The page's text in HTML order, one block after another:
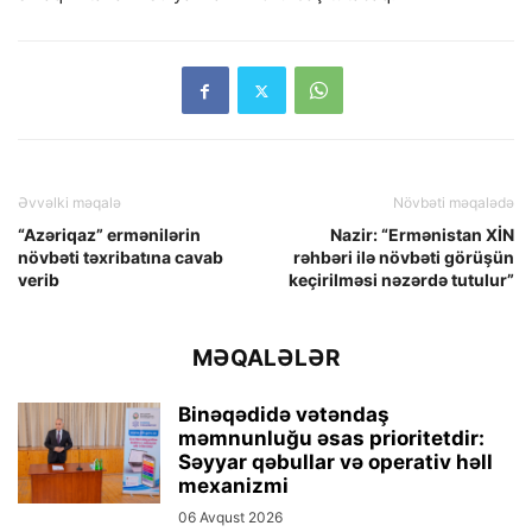
Əvvəlki məqalə
“Azəriqaz” ermənilərin
növbəti təxribatına cavab
verib
Növbəti məqalədə
Nazir: “Ermənistan XİN
rəhbəri ilə növbəti görüşün
keçirilməsi nəzərdə tutulur”
MƏQALƏLƏR
Binəqədidə vətəndaş
məmnunluğu əsas prioritetdir:
Səyyar qəbullar və operativ həll
mexanizmi
06 Avqust 2026